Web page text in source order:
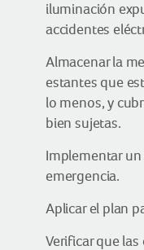
iluminación
accidentes
Almacenar la
estantes que
lo menos, y
bien sujetas.
Implementar
emergencia.
Aplicar el plan
Verificar que